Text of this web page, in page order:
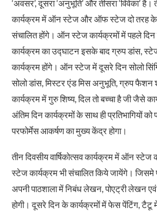
‘अवसर’, दूसरा ‘अनुभूति’ और तीसरा ‘विवेका’ है।
कार्यक्रम में ऑन स्टेज और ऑफ स्टेज दो तरह के
संचालित होंगे। ऑन स्टेज कार्यक्रमों में पहले दिन
कार्यक्रम का उद्घाटन इसके बाद ग्रुप डांस,
कार्यक्रम होंगे। ऑन स्टेज में दूसरे दिन सोलो
सोलो डांस, मिस्टर एंड मिस अनुभूति, ग्रुप फैशन
कार्यक्रम में गुरु शिष्य, दिल तो बच्चा है जी जैसे
अंतिम दिन कार्यक्रमों के साथ ही प्रतिभागियों
परफोर्मेस आकर्षण का मुख्य केंद्र होगा।
तीन दिवसीय वार्षिकोत्सव कार्यक्रम में ऑन स्टेज
स्टेज कार्यक्रम भी संचालित किये जायेंगे। जिसमे
अपनी पाठशाला में निबंध लेखन, पोएट्री लेखन एवं
होगी। दूसरे दिन के कार्यक्रमों में फेस पेंटिंग, टैटू